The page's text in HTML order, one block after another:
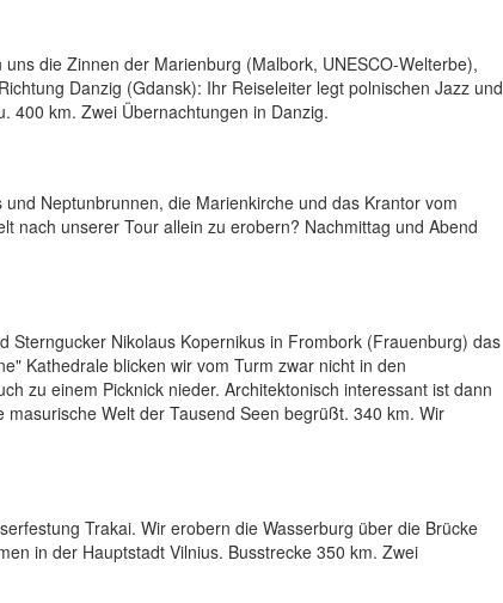
die Zinnen der Marienburg (Malbork, UNESCO-Welterbe),
Danzig (Gdansk): Ihr Reiseleiter legt polnischen Jazz und
400 km. Zwei Übernachtungen in Danzig.
Neptunbrunnen, die Marienkirche und das Krantor vom
nach unserer Tour allein zu erobern? Nachmittag und Abend
Nikolaus Kopernikus in Frombork (Frauenburg) das
Kathedrale blicken wir vom Turm zwar nicht in den
zu einem Picknick nieder. Architektonisch interessant ist dann
Welt der Tausend Seen begrüßt. 340 km. Wir
Trakai. Wir erobern die Wasserburg über die Brücke
in der Hauptstadt Vilnius. Busstrecke 350 km. Zwei